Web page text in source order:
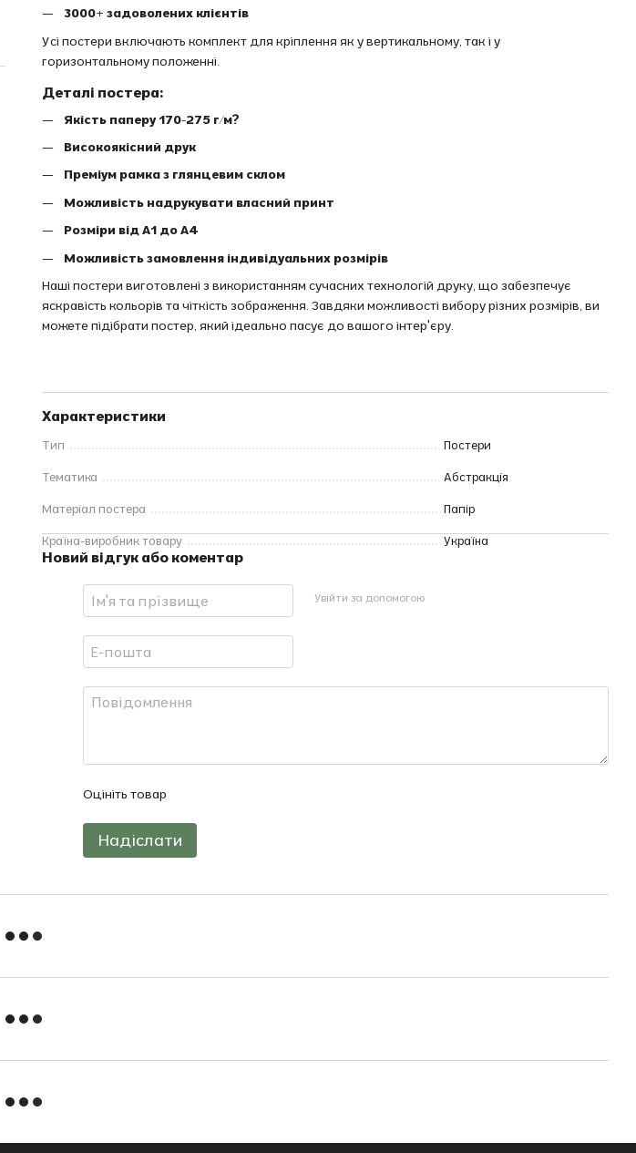
3000+ задоволених клієнтів
Усі постери включають комплект для кріплення як у вертикальному, так і у
горизонтальному положенні.
Деталі постера:
Якість паперу 170-275 г/м?
Високоякісний друк
Преміум рамка з глянцевим склом
Можливість надрукувати власний принт
Розміри від A1 до A4
Можливість замовлення індивідуальних розмірів
Наші постери виготовлені з використанням сучасних технологій друку, що забезпечує
яскравість кольорів та чіткість зображення. Завдяки можливості вибору різних розмірів, ви
можете підібрати постер, який ідеально пасує до вашого інтер'єру.
Характеристики
Тип Постери
Тематика Абстракція
Матеріал постера Папір
Країна-виробник товару Україна
Новий відгук або коментар
Увійти за допомогою
Оцініть товар
Надіслати